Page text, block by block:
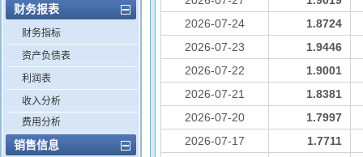
财务报表
财务指标
资产负债表
利润表
收入分析
费用分析
销售信息
2026-07-24
1.8724
2026-07-23
1.9446
2026-07-22
1.9001
2026-07-21
1.8381
2026-07-20
1.7997
2026-07-17
1.7711